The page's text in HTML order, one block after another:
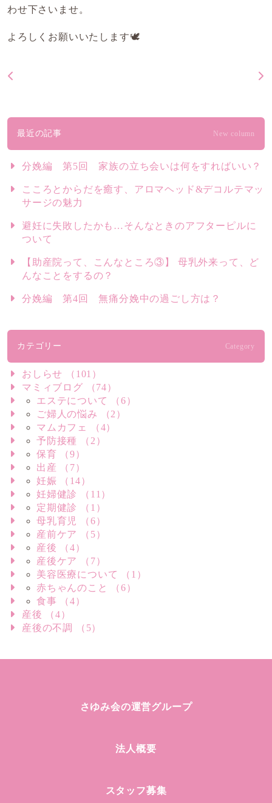
わせ下さいませ。
よろしくお願いいたします🕊️
最近の記事 New column
分娩編 第5回 家族の立ち会いは何をすればいい？
こころとからだを癒す、アロマヘッド&デコルテマッ
サージの魅力
避妊に失敗したかも…そんなときのアフターピルに
ついて
【助産院って、こんなところ③】 母乳外来って、ど
んなことをするの？
分娩編 第4回 無痛分娩中の過ごし方は？
カテゴリー Category
おしらせ （101）
マミィブログ （74）
エステについて （6）
ご婦人の悩み （2）
マムカフェ （4）
予防接種 （2）
保育 （9）
出産 （7）
妊娠 （14）
妊婦健診 （11）
定期健診 （1）
母乳育児 （6）
産前ケア （5）
産後 （4）
産後ケア （7）
美容医療について （1）
赤ちゃんのこと （6）
食事 （4）
産後 （4）
産後の不調 （5）
さゆみ会の運営グループ
法人概要
スタッフ募集